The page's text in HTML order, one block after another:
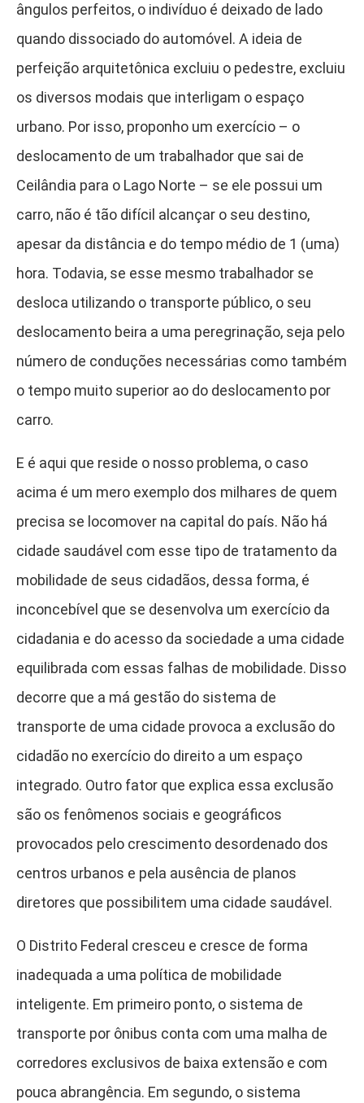
ângulos perfeitos, o indivíduo é deixado de lado
quando dissociado do automóvel. A ideia de
perfeição arquitetônica excluiu o pedestre, excluiu
os diversos modais que interligam o espaço
urbano. Por isso, proponho um exercício – o
deslocamento de um trabalhador que sai de
Ceilândia para o Lago Norte – se ele possui um
carro, não é tão difícil alcançar o seu destino,
apesar da distância e do tempo médio de 1 (uma)
hora. Todavia, se esse mesmo trabalhador se
desloca utilizando o transporte público, o seu
deslocamento beira a uma peregrinação, seja pelo
número de conduções necessárias como também
o tempo muito superior ao do deslocamento por
carro.
E é aqui que reside o nosso problema, o caso
acima é um mero exemplo dos milhares de quem
precisa se locomover na capital do país. Não há
cidade saudável com esse tipo de tratamento da
mobilidade de seus cidadãos, dessa forma, é
inconcebível que se desenvolva um exercício da
cidadania e do acesso da sociedade a uma cidade
equilibrada com essas falhas de mobilidade. Disso
decorre que a má gestão do sistema de
transporte de uma cidade provoca a exclusão do
cidadão no exercício do direito a um espaço
integrado. Outro fator que explica essa exclusão
são os fenômenos sociais e geográficos
provocados pelo crescimento desordenado dos
centros urbanos e pela ausência de planos
diretores que possibilitem uma cidade saudável.
O Distrito Federal cresceu e cresce de forma
inadequada a uma política de mobilidade
inteligente. Em primeiro ponto, o sistema de
transporte por ônibus conta com uma malha de
corredores exclusivos de baixa extensão e com
pouca abrangência. Em segundo, o sistema